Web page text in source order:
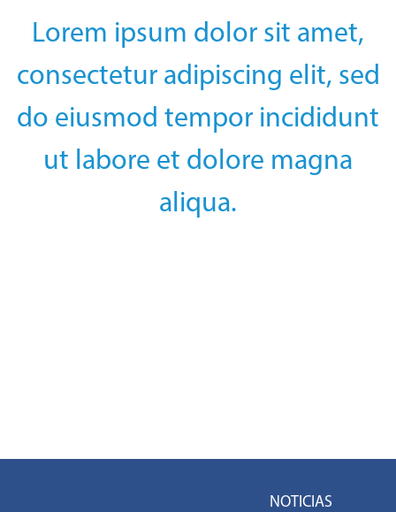
Lorem ipsum dolor sit amet,
consectetur adipiscing elit, sed
do eiusmod tempor incididunt
ut labore et dolore magna
aliqua.
NOTICIAS